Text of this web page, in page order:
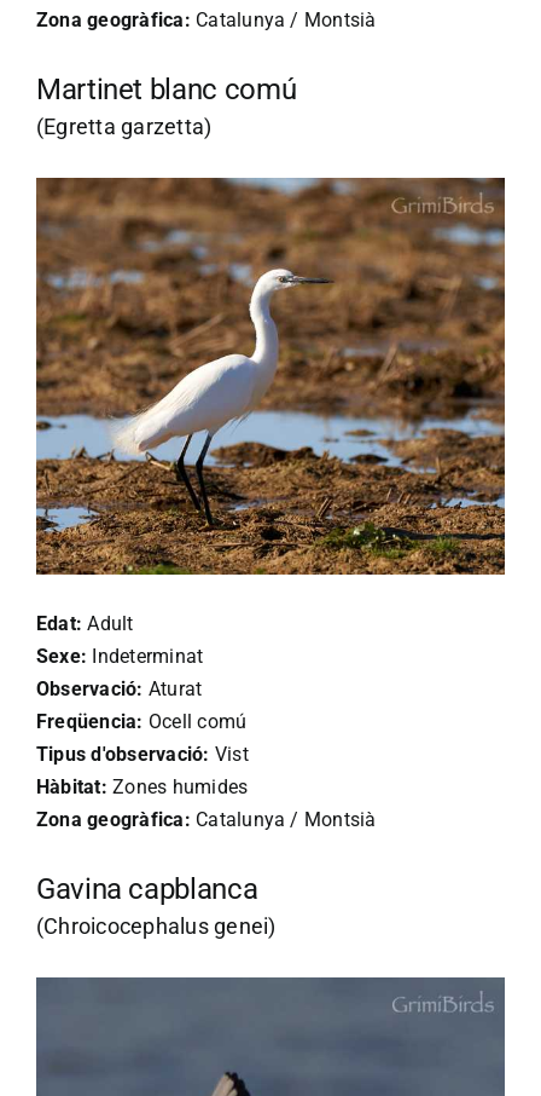
Zona geogràfica: Catalunya / Montsià
Martinet blanc comú
(Egretta garzetta)
Edat: Adult
Sexe: Indeterminat
Observació: Aturat
Freqüencia: Ocell comú
Tipus d'observació: Vist
Hàbitat: Zones humides
Zona geogràfica: Catalunya / Montsià
Gavina capblanca
(Chroicocephalus genei)